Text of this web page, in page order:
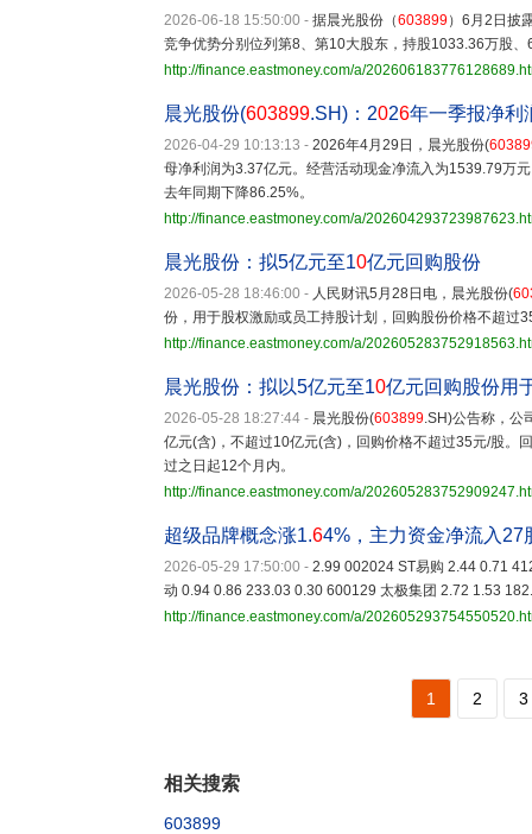
2026-06-18 15:50:00 - 据晨光股份（603899）6月2日披
竞争优势分别位列第8、第10大股东，持股1033.36万股
http://finance.eastmoney.com/a/
晨光股份(603899.SH)：2026年一季报净利
2026-04-29 10:13:13 - 2026年4月29日，晨光股份(
母净利润为3.37亿元。经营活动现金净流入为1539.79万
去年同期下降86.25%。
http://finance.eastmoney.com/a/
晨光股份：拟5亿元至10亿元回购股份
2026-05-28 18:46:00 - 人民财讯5月28日电，晨光股份(
份，用于股权激励或员工持股计划，回购股份价格不超过
http://finance.eastmoney.com/a/
晨光股份：拟以5亿元至10亿元回购股份用
2026-05-28 18:27:44 - 晨光股份(603899.SH)公告称，公
亿元(含)，不超过10亿元(含)，回购价格不超过35元/股。
过之日起12个月内。
http://finance.eastmoney.com/a/
超级品牌概念涨1.64%，主力资金净流入27
2026-05-29 17:50:00 - 2.99 002024 ST易购 2.44 0.71
动 0.94 0.86 233.03 0.30 600129 太极集团 2.72 1.53
http://finance.eastmoney.com/a/
1 2 3
相关搜索
603899